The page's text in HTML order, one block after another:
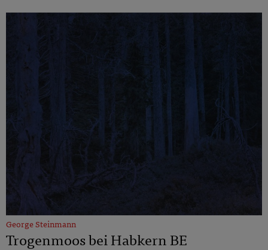
George Steinmann
Trogenmoos bei Habkern BE